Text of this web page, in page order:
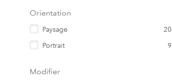
Orientation
Paysage
20
Portrait
9
Modifier